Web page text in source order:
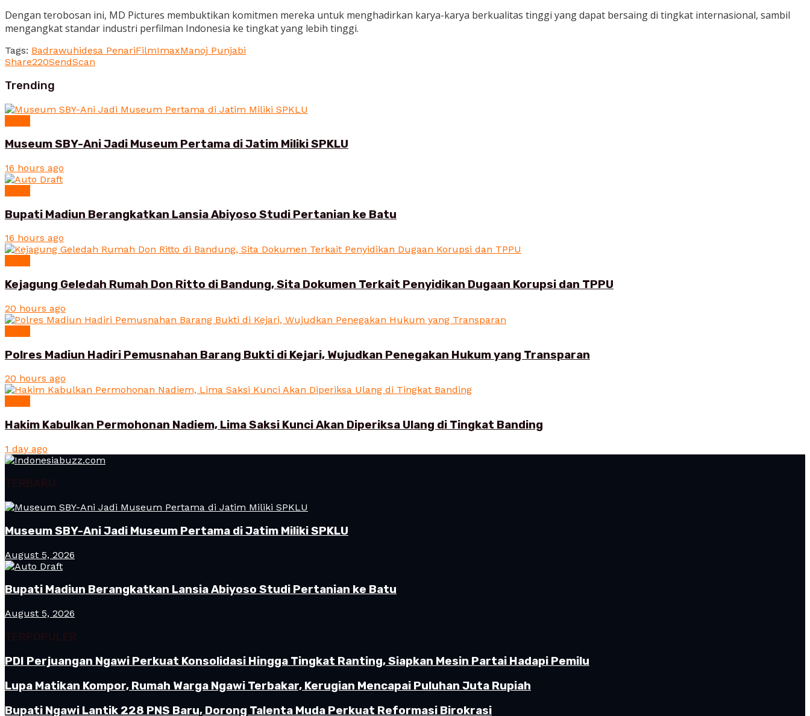
Dengan terobosan ini, MD Pictures membuktikan komitmen mereka untuk menghadirkan karya-karya berkualitas tinggi yang dapat bersaing di tingkat internasional, sambil
mengangkat standar industri perfilman Indonesia ke tingkat yang lebih tinggi.
Tags: Badrawuhidesa PenariFilmImaxManoj Punjabi
Share220SendScan
Trending
Museum SBY-Ani Jadi Museum Pertama di Jatim Miliki SPKLU
16 hours ago
Bupati Madiun Berangkatkan Lansia Abiyoso Studi Pertanian ke Batu
16 hours ago
Kejagung Geledah Rumah Don Ritto di Bandung, Sita Dokumen Terkait Penyidikan Dugaan Korupsi dan TPPU
20 hours ago
Polres Madiun Hadiri Pemusnahan Barang Bukti di Kejari, Wujudkan Penegakan Hukum yang Transparan
20 hours ago
Hakim Kabulkan Permohonan Nadiem, Lima Saksi Kunci Akan Diperiksa Ulang di Tingkat Banding
1 day ago
TERBARU
Museum SBY-Ani Jadi Museum Pertama di Jatim Miliki SPKLU
August 5, 2026
Bupati Madiun Berangkatkan Lansia Abiyoso Studi Pertanian ke Batu
August 5, 2026
TERPOPULER
PDI Perjuangan Ngawi Perkuat Konsolidasi Hingga Tingkat Ranting, Siapkan Mesin Partai Hadapi Pemilu
Lupa Matikan Kompor, Rumah Warga Ngawi Terbakar, Kerugian Mencapai Puluhan Juta Rupiah
Bupati Ngawi Lantik 228 PNS Baru, Dorong Talenta Muda Perkuat Reformasi Birokrasi